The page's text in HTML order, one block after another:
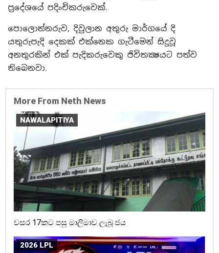
ප්‍රදේශයේ පදිංචිකරුවෙක්.
පොලොන්නරුව, දිවුලාන අතුරු මාර්ගයේ දි
යතුරුපැදි දෙකක් එක්නෙක ගැටීමෙන් සිදුවූ
අනතුරකින් එක් පැදිකරුවෙකු ජිවිතක්‍ෂයට පත්ව
තිබෙනවා.
More From Neth News
NAWALAPITIYA
වසර 17කට පසු මාලිමාව ලැබූ ජය
2026 LPL